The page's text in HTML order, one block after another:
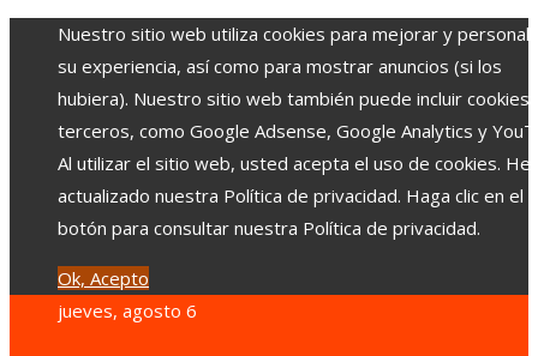
Nuestro sitio web utiliza cookies para mejorar y
su experiencia, así como para mostrar anuncios (si los
hubiera). Nuestro sitio web también puede incluir cookies
terceros, como Google Adsense, Google Analytics y
Al utilizar el sitio web, usted acepta el uso de cookies.
actualizado nuestra Política de privacidad. Haga clic en el
botón para consultar nuestra Política de privacidad.
Ok, Acepto
jueves, agosto 6